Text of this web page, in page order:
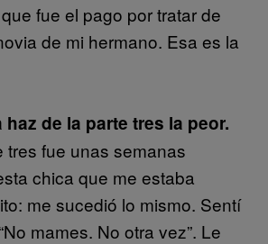
fue el pago por tratar de
de mi hermano. Esa es la
de la parte tres la peor.
tres fue unas semanas
chica que me estaba
me sucedió lo mismo. Sentí
mames. No otra vez”. Le